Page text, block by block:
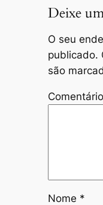
Deixe
O seu
publicado.
são
Comentário
Nome *